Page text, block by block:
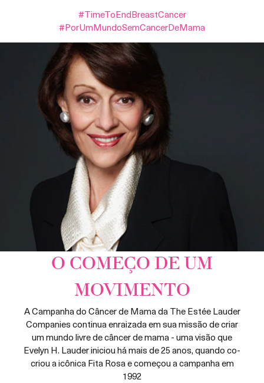
#TimeToEndBreastCancer
#PorUmMundoSemCancerDeMama
O COMEÇO DE UM
MOVIMENTO
A Campanha do Câncer de Mama da The Estée Lauder
Companies continua enraizada em sua missão de criar
um mundo livre de câncer de mama - uma visão que
Evelyn H. Lauder iniciou há mais de 25 anos, quando co-
criou a icônica Fita Rosa e começou a campanha em
1992